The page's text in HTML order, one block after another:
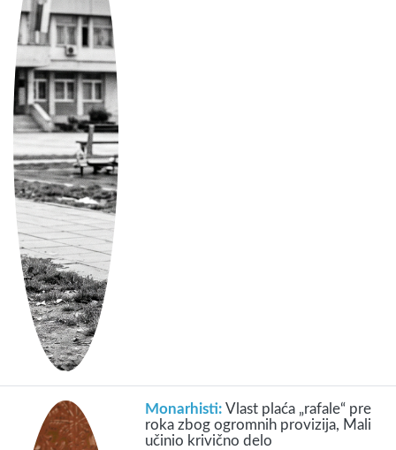
Monarhisti:Vlast plaća „rafale“ pre
roka zbog ogromnih provizija, Mali
učinio krivično delo